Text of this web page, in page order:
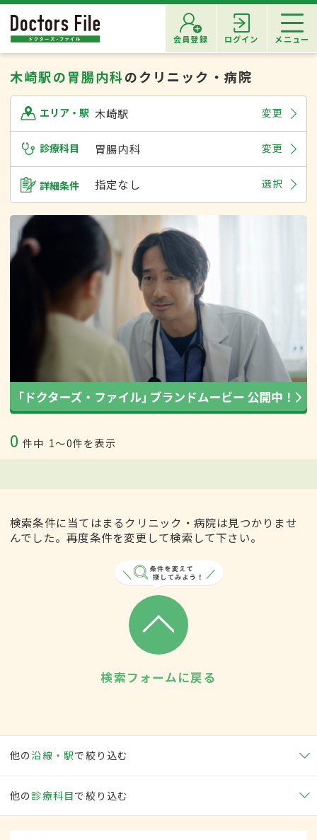
会員登録 ログイン メニュー
木崎駅の胃腸内科のクリニック・病院
エリア・駅 木崎駅 変更
診療科目 胃腸内科 変更
詳細条件 指定なし 選択
0 件中 1〜0件を表示
検索条件に当てはまるクリニック・病院は見つかりませ
んでした。再度条件を変更して検索して下さい。
検索フォームに戻る
他の沿線・駅で絞り込む
他の 診療科目で絞り込む